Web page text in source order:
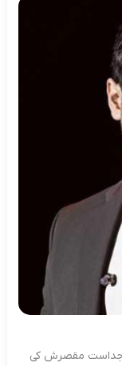
جداست مقصرش کی